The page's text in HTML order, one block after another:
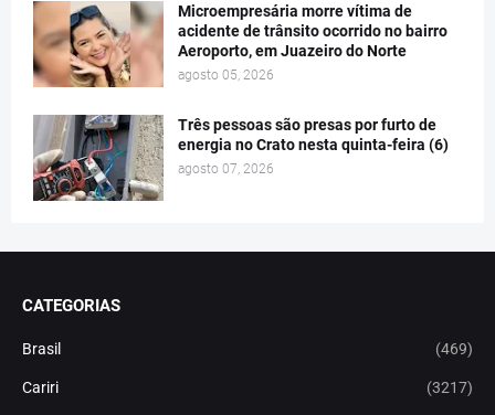
Microempresária morre vítima de
acidente de trânsito ocorrido no bairro
Aeroporto, em Juazeiro do Norte
agosto 05, 2026
Três pessoas são presas por furto de
energia no Crato nesta quinta-feira (6)
agosto 07, 2026
CATEGORIAS
Brasil (469)
Cariri (3217)